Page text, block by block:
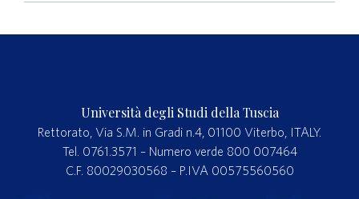
Università degli Studi della Tuscia
Rettorato, Via S.M. in Gradi n.4, 01100 Viterbo, ITALY.
Tel. 0761.3571 – Numero verde 800 007464
C.F. 80029030568 – P.IVA 00575560560